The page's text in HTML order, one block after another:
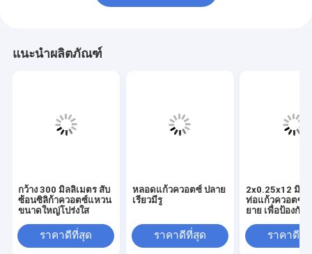
แนะนำผลิตภัณฑ์
กว้าง 300 มิลลิเมตร สับ
ซ้อนซิลิก้าควอตซ์แหวน
ขนาดใหญ่โปร่งใส
ราคาดีที่สุด
หลอดแก้วควอตซ์ ปลาย
เรียวมีรู
ราคาดีที่สุด
2x0.25x12 มิล
ท่อแก้วควอตซ์ป
ยาย เพื่อป้องกัน
ราคาดีที่